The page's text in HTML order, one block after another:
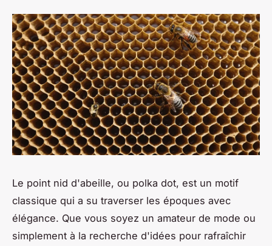
Le point nid d'abeille, ou polka dot, est un motif
classique qui a su traverser les époques avec
élégance. Que vous soyez un amateur de mode ou
simplement à la recherche d'idées pour rafraîchir